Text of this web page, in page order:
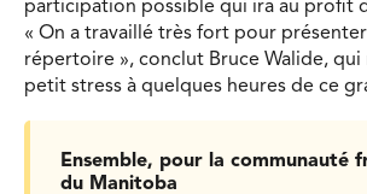
participation possible qui ira au profit
« On a travaillé très fort pour
répertoire », conclut Bruce Walide, qui
petit stress à quelques heures de ce
Ensemble, pour la communauté
du Manitoba